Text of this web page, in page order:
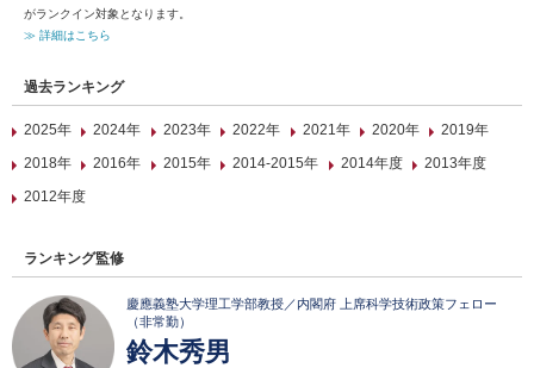
がランクイン対象となります。
≫ 詳細はこちら
過去ランキング
2025年 2024年 2023年 2022年 2021年 2020年
2019年
2018年
2016年 2015年 2014-2015年 2014年度
2013年度
2012年度
ランキング監修
慶應義塾大学理工学部教授／内閣府 上席科学技術政策フェロー
（非常勤）
鈴木秀男